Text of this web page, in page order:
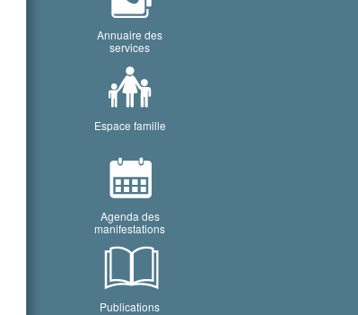
Annuaire des
services
Espace famille
Agenda des
manifestations
Publications